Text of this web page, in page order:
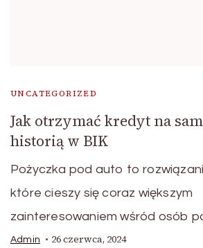
UNCATEGORIZED
Jak otrzymać kredyt na
historią w BIK
Pożyczka pod auto to
które cieszy się coraz większym
zainteresowaniem wśród osób
Admin 26 czerwca, 2024